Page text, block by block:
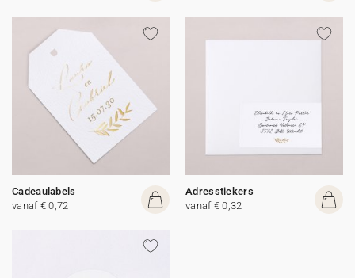
Cadeaulabels
vanaf € 0,72
Adresstickers
vanaf € 0,32